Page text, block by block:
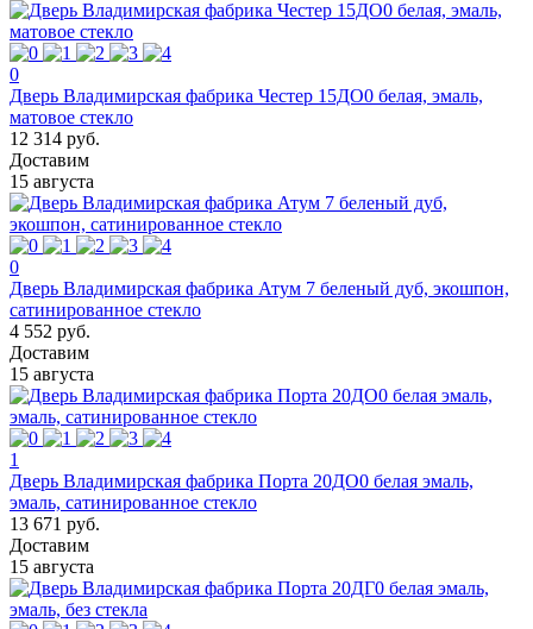
0
Дверь Владимирская фабрика Честер 15ДО0 белая, эмаль,
матовое стекло
12 314 руб.
Доставим
15 августа
0
Дверь Владимирская фабрика Атум 7 беленый дуб, экошпон,
сатинированное стекло
4 552 руб.
Доставим
15 августа
1
Дверь Владимирская фабрика Порта 20ДО0 белая эмаль,
эмаль, сатинированное стекло
13 671 руб.
Доставим
15 августа